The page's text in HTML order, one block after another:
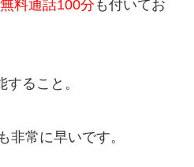
無料通話100分 も付いてお
ること。
非常に早いです。